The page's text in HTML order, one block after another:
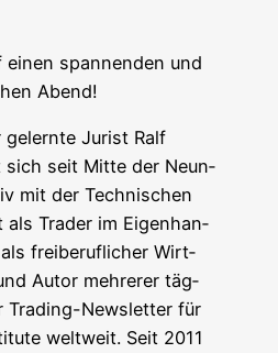
einen span­nen­den und
Abend!
gelern­te Jurist Ralf
sich seit Mit­te der Neun­
mit der Tech­ni­schen
als Trader im Eigen­han­
frei­be­ruf­li­cher Wirt­
Autor meh­re­rer täg­
Tra­ding-News­let­ter für
welt­weit. Seit 2011